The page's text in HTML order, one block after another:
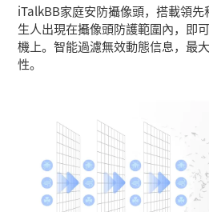
iTalkBB家庭安防攝像頭，搭載領
生人出現在攝像頭防護範圍內，即
機上。智能過濾無效動態信息，最
性。